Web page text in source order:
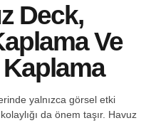
Deck,
Ve
Kaplama
yalnızca görsel etki
da önem taşır. Havuz